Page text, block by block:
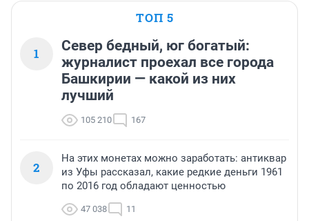
ТОП 5
1
Север бедный, юг богатый:
журналист проехал все города
Башкирии — какой из них
лучший
105 210 167
2
На этих монетах можно заработать: антиквар
из Уфы рассказал, какие редкие деньги 1961
по 2016 год обладают ценностью
47 038 11